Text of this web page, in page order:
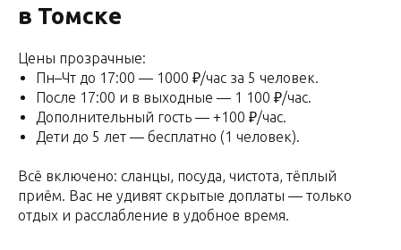
в Томске
Цены прозрачные:
Пн–Чт до 17:00 — 1000 ₽/час за 5 человек.
После 17:00 и в выходные — 1 100 ₽/час.
Дополнительный гость — +100 ₽/час.
Дети до 5 лет — бесплатно (1 человек).
Всё включено: сланцы, посуда, чистота, тёплый
приём. Вас не удивят скрытые доплаты — только
отдых и расслабление в удобное время.